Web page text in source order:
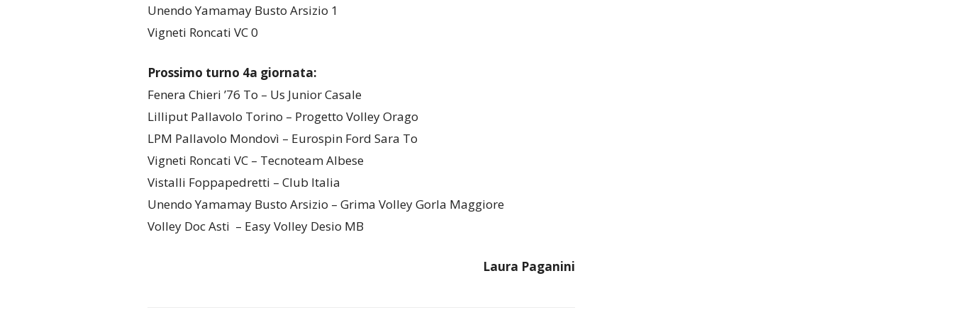
Unendo Yamamay Busto Arsizio 1
Vigneti Roncati VC 0
Prossimo turno 4a giornata:
Fenera Chieri ’76 To – Us Junior Casale
Lilliput Pallavolo Torino – Progetto Volley Orago
LPM Pallavolo Mondovì – Eurospin Ford Sara To
Vigneti Roncati VC – Tecnoteam Albese
Vistalli Foppapedretti – Club Italia
Unendo Yamamay Busto Arsizio – Grima Volley Gorla Maggiore
Volley Doc Asti – Easy Volley Desio MB
Laura Paganini